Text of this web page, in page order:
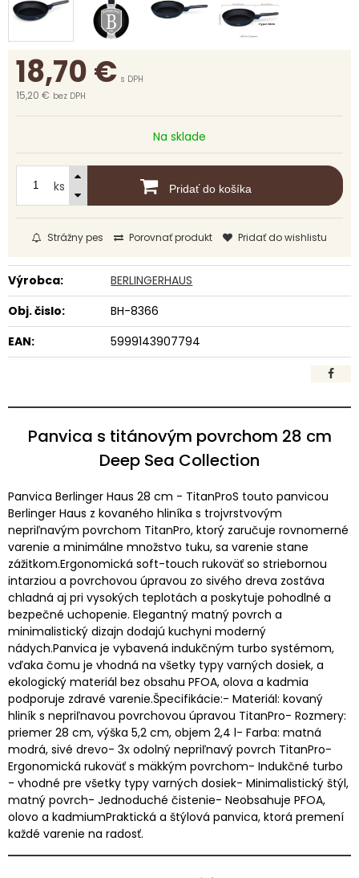
18,70€ s DPH
15,20 € bez DPH
Na sklade
ks Pridať do košíka
Strážny pes Porovnať produkt Pridať do wishlistu
Výrobca:
BERLINGERHAUS
Obj. čislo:
BH-8366
EAN:
5999143907794
Panvica s titánovým povrchom 28 cm
Deep Sea Collection
Panvica Berlinger Haus 28 cm - TitanProS touto panvicou
Berlinger Haus z kovaného hliníka s trojvrstvovým
nepriľnavým povrchom TitanPro, ktorý zaručuje rovnomerné
varenie a minimálne množstvo tuku, sa varenie stane
zážitkom.Ergonomická soft-touch rukoväť so striebornou
intarziou a povrchovou úpravou zo sivého dreva zostáva
chladná aj pri vysokých teplotách a poskytuje pohodlné a
bezpečné uchopenie. Elegantný matný povrch a
minimalistický dizajn dodajú kuchyni moderný
nádych.Panvica je vybavená indukčným turbo systémom,
vďaka čomu je vhodná na všetky typy varných dosiek, a
ekologický materiál bez obsahu PFOA, olova a kadmia
podporuje zdravé varenie.Špecifikácie:- Materiál: kovaný
hliník s nepriľnavou povrchovou úpravou TitanPro- Rozmery:
priemer 28 cm, výška 5,2 cm, objem 2,4 l- Farba: matná
modrá, sivé drevo- 3x odolný nepriľnavý povrch TitanPro-
Ergonomická rukoväť s mäkkým povrchom- Indukčné turbo
- vhodné pre všetky typy varných dosiek- Minimalistický štýl,
matný povrch- Jednoduché čistenie- Neobsahuje PFOA,
olovo a kadmiumPraktická a štýlová panvica, ktorá premení
každé varenie na radosť.